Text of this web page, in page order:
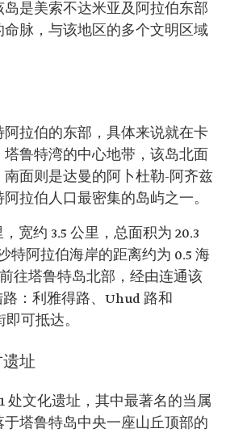
是美索不达米亚及阿拉伯东部
脉，与该地区的多个文明区域
拉伯的东部，具体来说就在卡
鲁特湾的中心地带，该岛北面
面则是达曼的阿卜杜勒-阿齐兹
拉伯人口最密集的岛屿之一。
宽约 3.5 公里，总面积为 20.3
特阿拉伯海岸的距离约为 0.5 海
往塔鲁特岛北部，经由连通该
：利雅得路、Uhud 路和
可抵达。
址
处文化遗址，其中最著名的当属
塔鲁特岛中央一座山丘顶部的